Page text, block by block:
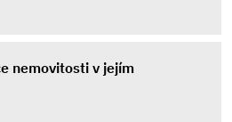
nemovitosti v jejím